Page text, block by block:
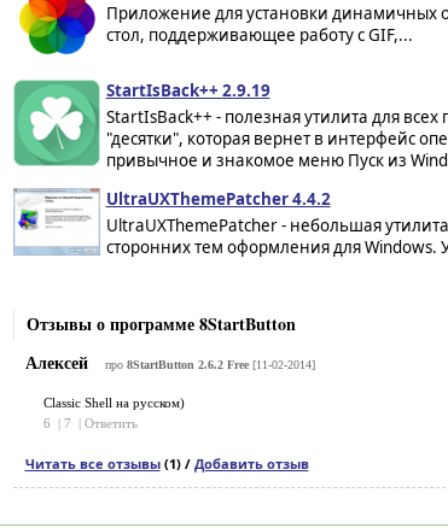
Приложение для установки динамичных
стол, поддерживающее работу с GIF,...
StartIsBack++ 2.9.19
StartIsBack++ - полезная утилита для всех
"десятки", которая вернет в интерфейс
привычное и знакомое меню Пуск из
UltraUXThemePatcher 4.4.2
UltraUXThemePatcher - небольшая
сторонних тем оформления для Windows.
Отзывы о программе 8StartButton
Алексей
про 8StartButton 2.6.2 Free[11-02-2014]
Classic Shell на русском)
6
7 Ответить
Читать все отзывы(1) / Добавить отзыв